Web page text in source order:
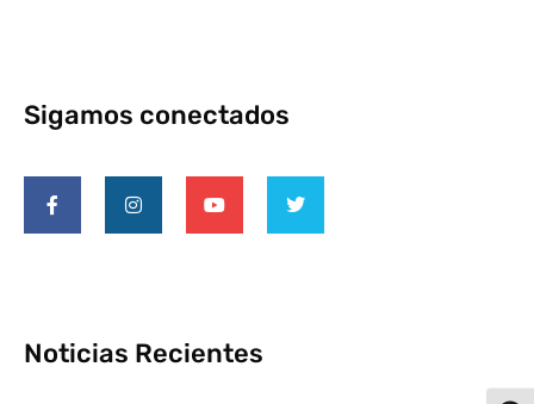
Sigamos conectados
Noticias Recientes